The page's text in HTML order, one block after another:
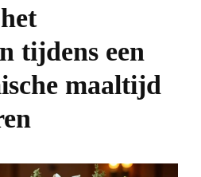
tijdens een
maaltijd